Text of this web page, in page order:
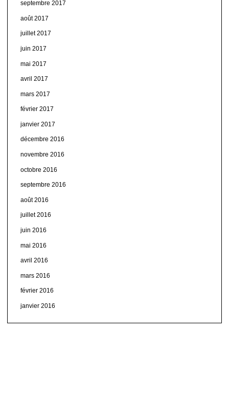
septembre 2017
août 2017
juillet 2017
juin 2017
mai 2017
avril 2017
mars 2017
février 2017
janvier 2017
décembre 2016
novembre 2016
octobre 2016
septembre 2016
août 2016
juillet 2016
juin 2016
mai 2016
avril 2016
mars 2016
février 2016
janvier 2016